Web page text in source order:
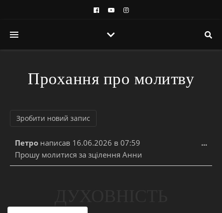
Прохання про молитву
Петро написав 16.06.2026 в 07:59
Прошу молитися за зцілення Анни
...